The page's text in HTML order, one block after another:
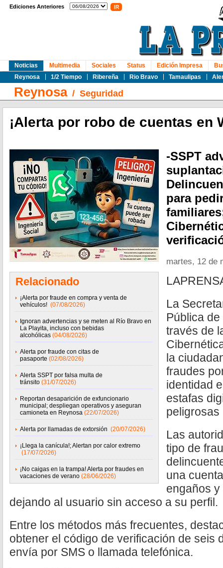
Ediciones Anteriores
Noticias
Reynosa
1/2 Tiempo Ribereña Rio Bravo Tamaulipas
Multimedia Sociales Status Edición Impresa
Reynosa/ Seguridad
¡Alerta por robo de cuentas en
Relacionado
¡Alerta por fraude en compra y venta de
vehículos! (07/08/2026)
Ignoran advertencias y se meten al Río Bravo en
La Playita, incluso con bebidas
alcohólicas (04/08/2026)
Alerta por fraude con citas de
pasaporte (02/08/2026)
Alerta SSPT por falsa multa de
tránsito (31/07/2026)
Reportan desaparición de exfuncionario
municipal; despliegan operativos y aseguran
camioneta en Reynosa (22/07/2026)
Alerta por llamadas de extorsión (20/07/2026)
¡Llega la canícula!; Alertan por calor extremo
(17/07/2026)
¡No caigas en la trampa! Alerta por fraudes en
vacaciones de verano (28/06/2026)
-SSPT
para
martes, 12 de
La
Pública
través de
la
fraudes
identidad
estafas
peligrosas
Las
tipo de
una
engaños
dejando al usuario sin acceso a su perfil.
Entre los métodos más frecuentes,
obtener el código de verificación de seis
envía por SMS o llamada telefónica.